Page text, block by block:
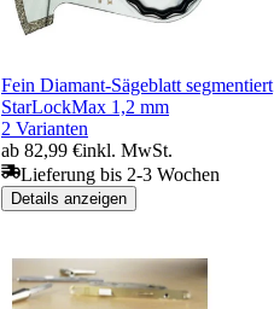
Fein Diamant-Sägeblatt segmentiert
StarLockMax 1,2 mm
2 Varianten
ab 82,99 €inkl. MwSt.
Lieferung bis 2-3 Wochen
Details anzeigen